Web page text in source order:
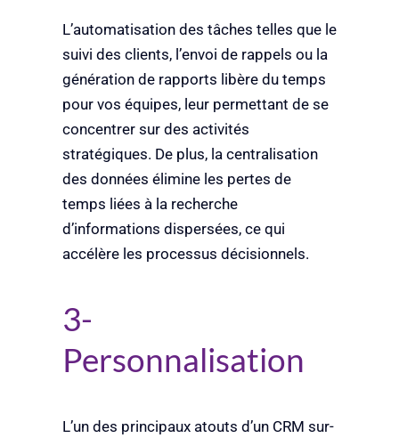
L’automatisation des tâches telles que le
suivi des clients, l’envoi de rappels ou la
génération de rapports libère du temps
pour vos équipes, leur permettant de se
concentrer sur des activités
stratégiques. De plus, la centralisation
des données élimine les pertes de
temps liées à la recherche
d’informations dispersées, ce qui
accélère les processus décisionnels.
3-
Personnalisation
L’un des principaux atouts d’un CRM sur-